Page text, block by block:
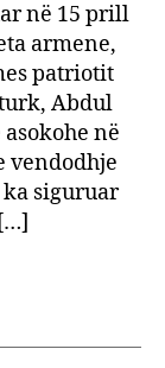
në 15 prill
armene,
patriotit
Abdul
në
vendodhje
siguruar